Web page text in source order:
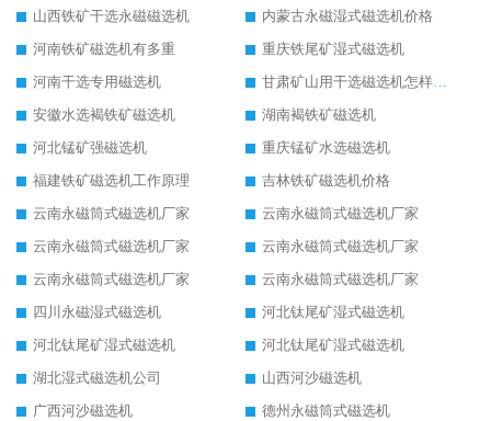
山西铁矿干选永磁磁选机
内蒙古永磁湿式磁选机价格
河南铁矿磁选机有多重
重庆铁尾矿湿式磁选机
河南干选专用磁选机
甘肃矿山用干选磁选机怎样调磁
安徽水选褐铁矿磁选机
湖南褐铁矿磁选机
河北锰矿强磁选机
重庆锰矿水选磁选机
福建铁矿磁选机工作原理
吉林铁矿磁选机价格
云南永磁筒式磁选机厂家
云南永磁筒式磁选机厂家
云南永磁筒式磁选机厂家
云南永磁筒式磁选机厂家
云南永磁筒式磁选机厂家
云南永磁筒式磁选机厂家
四川永磁湿式磁选机
河北钛尾矿湿式磁选机
河北钛尾矿湿式磁选机
河北钛尾矿湿式磁选机
湖北湿式磁选机公司
山西河沙磁选机
广西河沙磁选机
德州永磁筒式磁选机